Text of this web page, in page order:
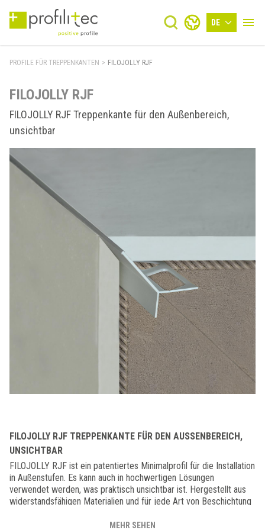
DE
PROFILE FÜR TREPPENKANTEN > FILOJOLLY RJF
FILOJOLLY RJF
FILOJOLLY RJF Treppenkante für den Außenbereich,
unsichtbar
FILOJOLLY RJF TREPPENKANTE FÜR DEN AUSSENBEREICH, U
NSICHTBAR
FILOJOLLY RJF ist ein patentiertes Minimalprofil für die Installation
in Außenstufen. Es kann auch in hochwertigen Lösungen
verwendet werden, was praktisch unsichtbar ist. Hergestellt aus
widerstandsfähigen Materialien und für jede Art von Beschichtung
eine perfekte Ausrichtung um 45 ° zu schneiden. Der Vorteil von
MEHR SEHEN